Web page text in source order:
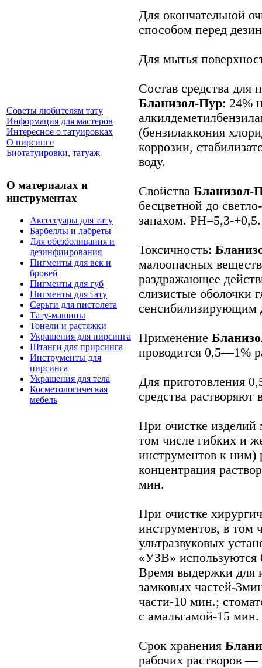
Советы любителям тату
Информация для мастеров
Интересное о татуировках
О пирсинге
Биотатуировки, татуаж
О материалах и
инструментах
Аксессуары для тату
Барбеллы и лабреты
Для обезболивания и
дезинфиирования
Пигменты для век и
бровей
Пигменты для губ
Пигменты для тату
Серьги для пистолета
Тату-машины
Тонели и растяжки
Украшения для пирсинга
Штанги для прирсинга
Инструменты для
пирсинга
Украшения для тела
Косметологическая
мебель
Для окончательной
способом перед
Для мытья
Состав средства для
Бланизол-Пур: 24%
(бензилаккония
коррозии,
воду.
Свойства Бланизол-
бесцветной до
запахом. РН=5,3-+0,5.
Токсичность:
малоопасных
раздражающее
слизистые оболочки
сенсибилизирующим
Применение
проводится 0,5—1%
Для приготовления
средства растворяют
При очистке изделий
том числе гибких и
инструментов к
концентрация
мин.
При очистке
инструментов, в том
ультразвуковых
«УЗВ» используются
Время выдержки для
замковых частей-
части-10 мин.;
с амальгамой-15 мин.
Срок хранения
рабочих растворов —